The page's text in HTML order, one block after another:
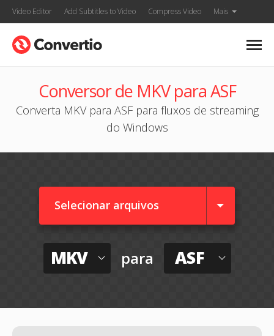
Video Editor Add Subtitles to Video Compress Video Mais
Conversor de MKV para ASF
Converta MKV para ASF para fluxos de streaming
do Windows
Selecionar arquivos
MKV para ASF